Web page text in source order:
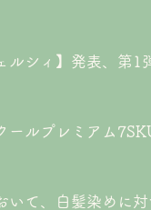
ルシィ】発表、第
ールプレミアム
いて、白髪染めに